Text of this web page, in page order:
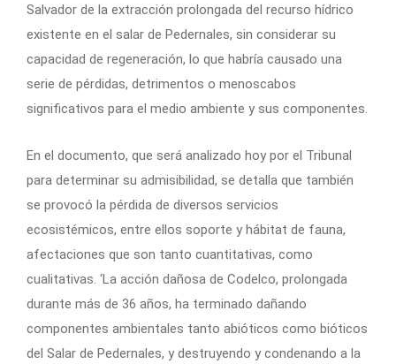
Salvador de la extracción prolongada del recurso hídrico
existente en el salar de Pedernales, sin considerar su
capacidad de regeneración, lo que habría causado una
serie de pérdidas, detrimentos o menoscabos
significativos para el medio ambiente y sus componentes.
En el documento, que será analizado hoy por el Tribunal
para determinar su admisibilidad, se detalla que también
se provocó la pérdida de diversos servicios
ecosistémicos, entre ellos soporte y hábitat de fauna,
afectaciones que son tanto cuantitativas, como
cualitativas. ‘La acción dañosa de Codelco, prolongada
durante más de 36 años, ha terminado dañando
componentes ambientales tanto abióticos como bióticos
del Salar de Pedernales, y destruyendo y condenando a la